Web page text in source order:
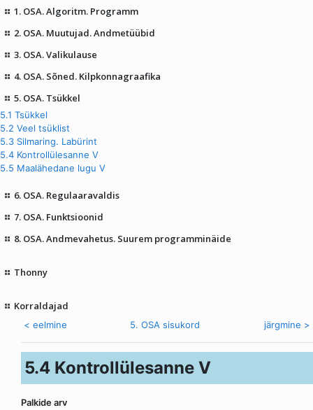
1. OSA. Algoritm. Programm
2. OSA. Muutujad. Andmetüübid
3. OSA. Valikulause
4. OSA. Sõned. Kilpkonnagraafika
5. OSA. Tsükkel
5.1 Tsükkel
5.2 Veel tsüklist
5.3 Silmaring. Labürint
5.4 Kontrollülesanne V
5.5 Maalähedane lugu V
6. OSA. Regulaaravaldis
7. OSA. Funktsioonid
8. OSA. Andmevahetus. Suurem programminäide
Thonny
Korraldajad
< eelmine 5. OSA sisukord järgmine >
5.4 Kontrollülesanne V
Palkide arv